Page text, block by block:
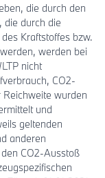
die durch den
die durch die
Kraftstoffes bzw.
werden bei
nicht
CO2-
wurden
und
geltenden
anderen
CO2-Ausstoß